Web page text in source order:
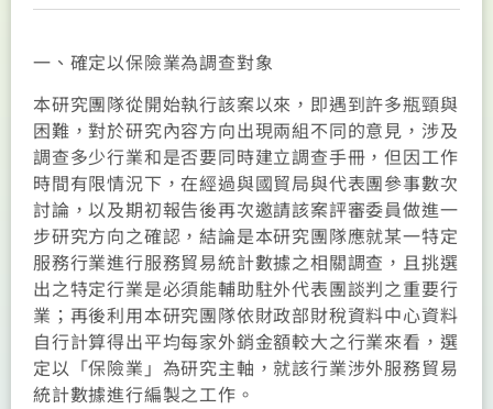
一、確定以保險業為調查對象
本研究團隊從開始執行該案以來，即遇到許多瓶頸與
困難，對於研究內容方向出現兩組不同的意見，涉及
調查多少行業和是否要同時建立調查手冊，但因工作
時間有限情況下，在經過與國貿局與代表團參事數次
討論，以及期初報告後再次邀請該案評審委員做進一
步研究方向之確認，結論是本研究團隊應就某一特定
服務行業進行服務貿易統計數據之相關調查，且挑選
出之特定行業是必須能輔助駐外代表團談判之重要行
業；再後利用本研究團隊依財政部財稅資料中心資料
自行計算得出平均每家外銷金額較大之行業來看，選
定以「保險業」為研究主軸，就該行業涉外服務貿易
統計數據進行編製之工作。